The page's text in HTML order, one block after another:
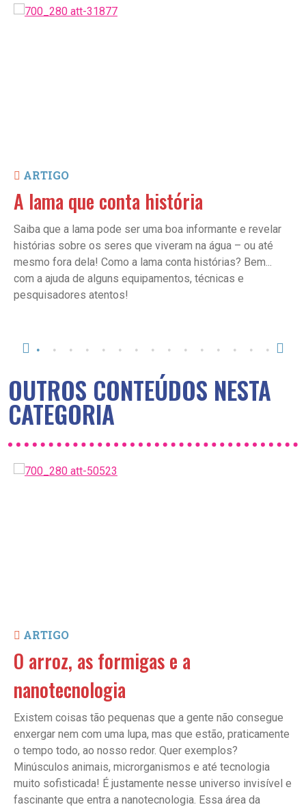
ARTIGO
A lama que conta história
Saiba que a lama pode ser uma boa informante e revelar
histórias sobre os seres que viveram na água – ou até
mesmo fora dela! Como a lama conta histórias? Bem...
com a ajuda de alguns equipamentos, técnicas e
pesquisadores atentos!
OUTROS CONTEÚDOS NESTA
CATEGORIA
ARTIGO
O arroz, as formigas e a
nanotecnologia
Existem coisas tão pequenas que a gente não consegue
enxergar nem com uma lupa, mas que estão, praticamente
o tempo todo, ao nosso redor. Quer exemplos?
Minúsculos animais, microrganismos e até tecnologia
muito sofisticada! É justamente nesse universo invisível e
fascinante que entra a nanotecnologia. Essa área da